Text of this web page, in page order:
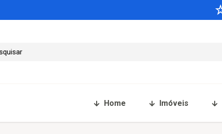
Home Imóveis